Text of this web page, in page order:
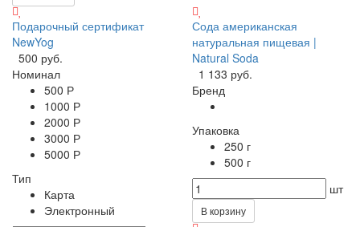
Подарочный сертификат
NewYog
500 руб.
Номинал
500 Р
1000 Р
2000 Р
3000 Р
5000 Р
Тип
Карта
Электронный
Сода американская
натуральная пищевая |
Natural Soda
1 133 руб.
Бренд
Упаковка
250 г
500 г
шт
В корзину